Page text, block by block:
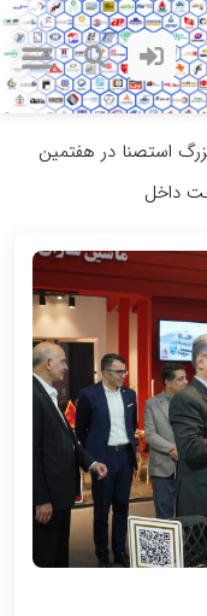
استصنا در هفتمین
داخل